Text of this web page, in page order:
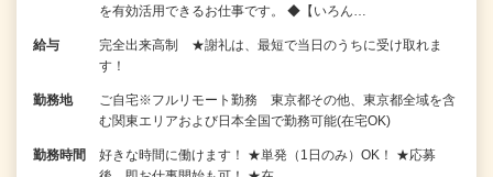
を有効活用できるお仕事です。 ◆【いろん…
給与
完全出来高制 ★謝礼は、最短で当日のうちに受け取れま
す！
勤務地
ご自宅※フルリモート勤務 東京都その他、東京都全域を含
む関東エリアおよび日本全国で勤務可能(在宅OK)
勤務時間
好きな時間に働けます！ ★単発（1日のみ）OK！ ★応募